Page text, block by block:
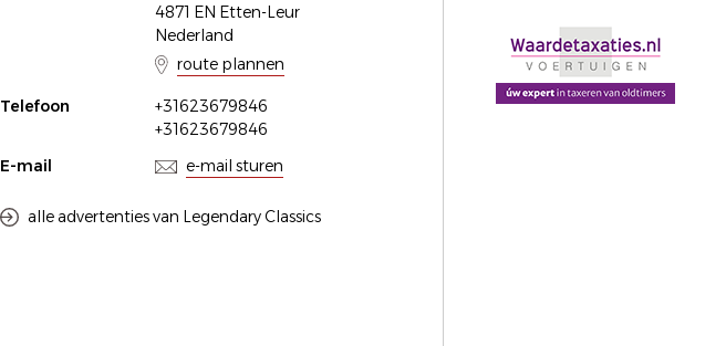
4871 EN Etten-Leur
Nederland
route plannen
Telefoon
+31623679846
+31623679846
E-mail
e-mail sturen
alle advertenties van Legendary Classics